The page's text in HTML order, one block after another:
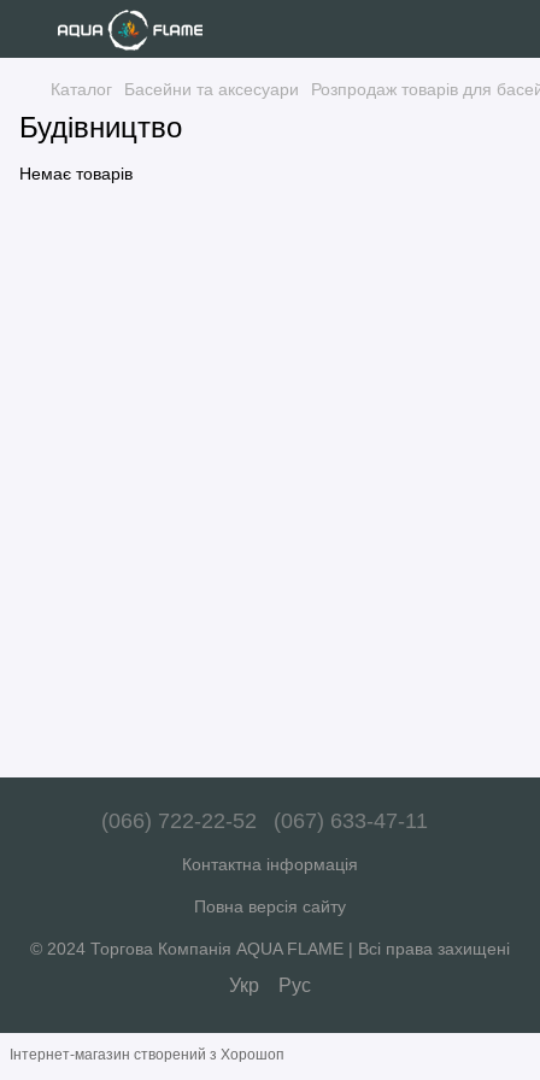
Каталог Басейни та аксесуари Розпродаж товарів для
Будівництво
Немає товарів
(066) 722-22-52 (067) 633-47-11
Контактна інформація
Повна версія сайту
© 2024 Торгова Компанія AQUA FLAME | Всі права захищені
Укр Рус
Інтернет-магазин створений з Хорошоп